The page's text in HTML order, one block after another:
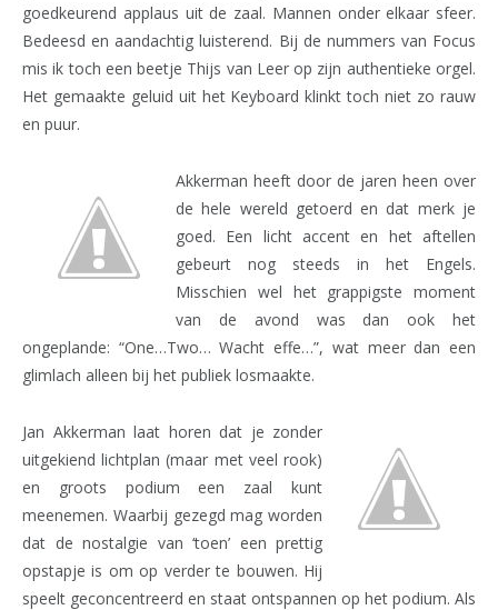
goedkeurend applaus uit de zaal. Mannen onder elkaar sfeer.
Bedeesd en aandachtig luisterend. Bij de nummers van Focus
mis ik toch een beetje Thijs van Leer op zijn authentieke orgel.
Het gemaakte geluid uit het Keyboard klinkt toch niet zo rauw
en puur.
Akkerman heeft door de jaren heen over
de hele wereld getoerd en dat merk je
goed. Een licht accent en het aftellen
gebeurt nog steeds in het Engels.
Misschien wel het grappigste moment
van de avond was dan ook het
ongeplande: “One…Two… Wacht effe…”, wat meer dan een
glimlach alleen bij het publiek losmaakte.
Jan Akkerman laat horen dat je zonder
uitgekiend lichtplan (maar met veel rook)
en groots podium een zaal kunt
meenemen. Waarbij gezegd mag worden
dat de nostalgie van ‘toen’ een prettig
opstapje is om op verder te bouwen. Hij
speelt geconcentreerd en staat ontspannen op het podium. Als